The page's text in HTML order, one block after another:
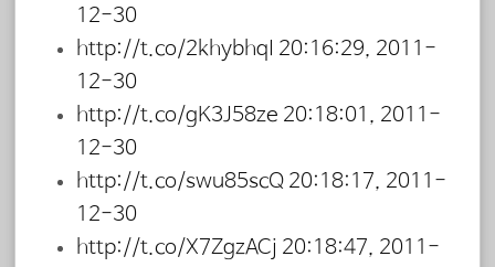
12-30
http://t.co/2khybhqI 20:16:29, 2011-
12-30
http://t.co/gK3J58ze 20:18:01, 2011-
12-30
http://t.co/swu85scQ 20:18:17, 2011-
12-30
http://t.co/X7ZgzACj 20:18:47, 2011-